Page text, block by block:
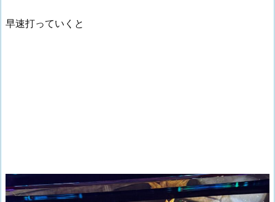
早速打っていくと